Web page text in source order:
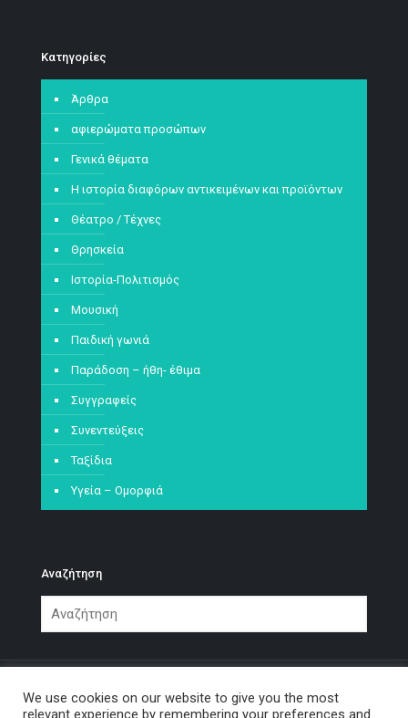
Kατηγορίες
Άρθρα
αφιερώματα προσώπων
Γενικά θέματα
Η ιστορία διαφόρων αντικειμένων και προϊόντων
Θέατρο / Τέχνες
Θρησκεία
Ιστορία-Πολιτισμός
Μουσική
Παιδική γωνιά
Παράδοση – ήθη- έθιμα
Συγγραφείς
Συνεντεύξεις
Ταξίδια
Υγεία – Ομορφιά
Αναζήτηση
We use cookies on our website to give you the most
relevant experience by remembering your preferences and